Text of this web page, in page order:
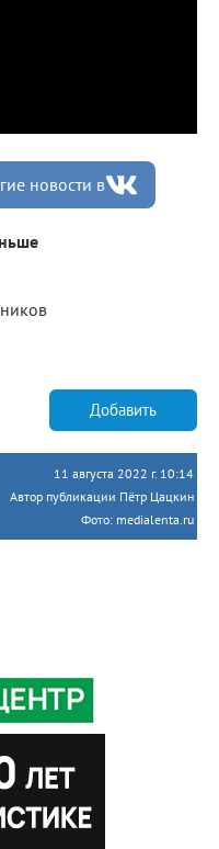
новости в
Добавить
11 августа 2022 г. 10:14
Автор публикации Пётр Цацкин
Фото: medialenta.ru